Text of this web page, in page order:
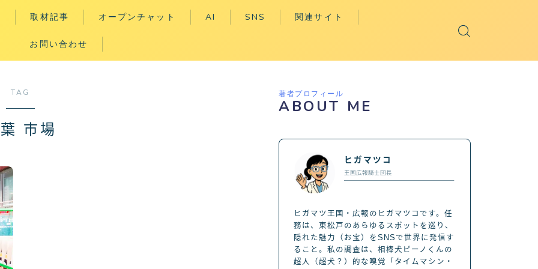
取材記事
東松戸周辺の飲食店
東松戸周辺の話題
王国セレクト
オープンチャット AI SNS
Instagram（Queen’s
関連サイト
松戸市観光協会
松戸市応援キャラクター
「ばけごろう」
お問い合わせ
TAG
市場
著者プロフィール
ABOUT ME
ヒガマツコ
王国広報騎士団長
ヒガマツ王国・広報のヒガマツコです。任
務は、東松戸のあらゆるスポットを巡り、
隠れた魅力（お宝）をSNSで世界に発信す
ること。私の調査は、相棒犬ピーノくんの
超人（超犬？）的な嗅覚「タイムマシン・